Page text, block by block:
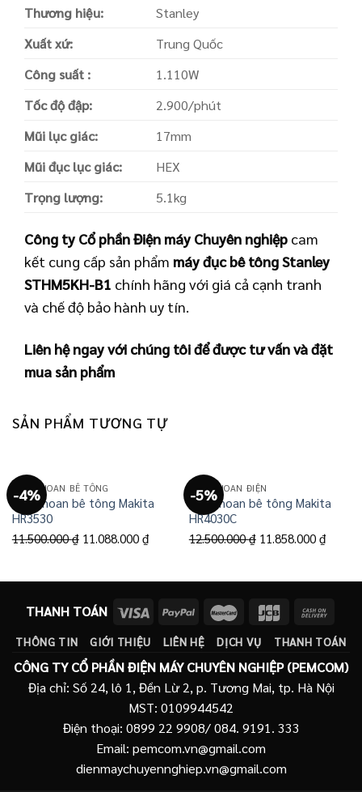
Thương hiệu:
Stanley
Xuất xứ:
Trung Quốc
Công suất :
1.110W
Tốc độ đập:
2.900/phút
Mũi lục giác:
17mm
Mũi đục lục giác:
HEX
Trọng lượng:
5.1kg
Công ty Cổ phần Điện máy Chuyên nghiệp cam
kết cung cấp sản phẩm máy đục bê tông Stanley
STHM5KH-B1 chính hãng với giá cả cạnh tranh
và chế độ bảo hành uy tín.
Liên hệ ngay với chúng tôi để được tư vấn và đặt
mua sản phẩm
SẢN PHẨM TƯƠNG TỰ
-4%
MÁY KHOAN BÊ TÔNG
Máy khoan bê tông Makita
HR3530
11.500.000₫ Giá
11.088.000 ₫Giá
11.088.000 ₫.
-5%
MÁY KHOAN ĐIỆN
Máy khoan bê tông Makita
HR4030C
12.500.000₫ Giá
11.858.000 ₫Giá
THANH TOÁN
THÔNG TIN GIỚI THIỆU LIÊN HỆ DỊCH VỤ THANH TOÁN
CÔNG TY CỔ PHẦN ĐIỆN MÁY CHUYÊN NGHIỆP (PEMCOM)
Địa chỉ: Số 24, lô 1, Đền Lừ 2, p. Tương Mai, tp. Hà Nội
MST: 0109944542
Điện thoại: 0899 22 9908/ 084. 9191. 333
Email: pemcom.vn@gmail.com
dienmaychuyennghiep.vn@gmail.com